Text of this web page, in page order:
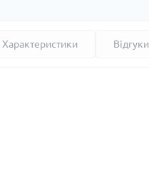
Характеристики Відгуки